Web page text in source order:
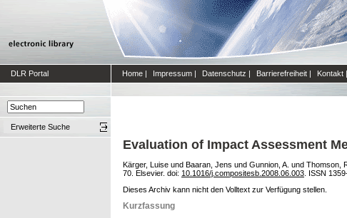
DLR Portal Home | Impressum | Datenschutz | Barrierefreiheit | Kontakt |
Erweiterte Suche
Evaluation of Impact Assessment
Kärger, Luise und Baaran, Jens und Gunnion, A. und Thomson,
70. Elsevier. doi: 10.1016/j.compositesb.2008.06.003 . ISSN
Dieses Archiv kann nicht den Volltext zur Verfügung stellen.
Kurzfassung